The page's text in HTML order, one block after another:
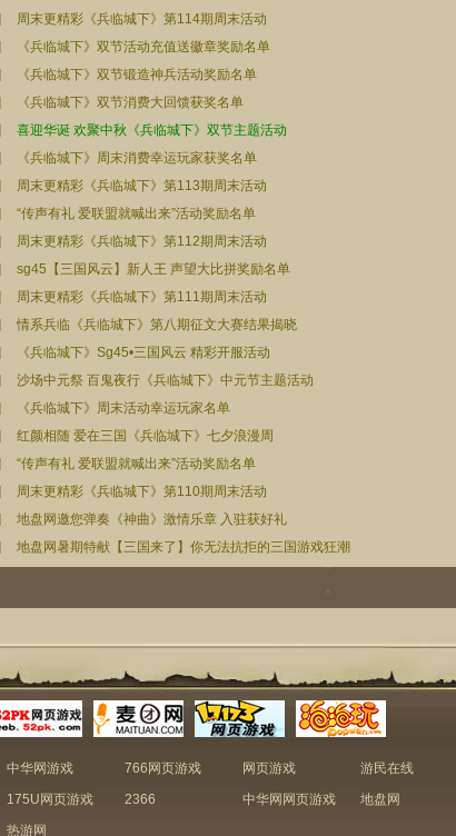
周末更精彩《兵临城下》第114期周末活动
《兵临城下》双节活动充值送徽章奖励名单
《兵临城下》双节锻造神兵活动奖励名单
《兵临城下》双节消费大回馈获奖名单
喜迎华诞 欢聚中秋《兵临城下》双节主题活动
《兵临城下》周末消费幸运玩家获奖名单
周末更精彩《兵临城下》第113期周末活动
“传声有礼 爱联盟就喊出来”活动奖励名单
周末更精彩《兵临城下》第112期周末活动
sg45【三国风云】新人王 声望大比拼奖励名单
周末更精彩《兵临城下》第111期周末活动
情系兵临《兵临城下》第八期征文大赛结果揭晓
《兵临城下》Sg45•三国风云 精彩开服活动
沙场中元祭 百鬼夜行《兵临城下》中元节主题活动
《兵临城下》周末活动幸运玩家名单
红颜相随 爱在三国《兵临城下》七夕浪漫周
“传声有礼 爱联盟就喊出来”活动奖励名单
周末更精彩《兵临城下》第110期周末活动
地盘网邀您弹奏《神曲》激情乐章 入驻获好礼
地盘网暑期特献【三国来了】你无法抗拒的三国游戏狂潮
中华网游戏 766网页游戏 网页游戏 游民在线
175U网页游戏 2366 中华网网页游戏 地盘网
热游网